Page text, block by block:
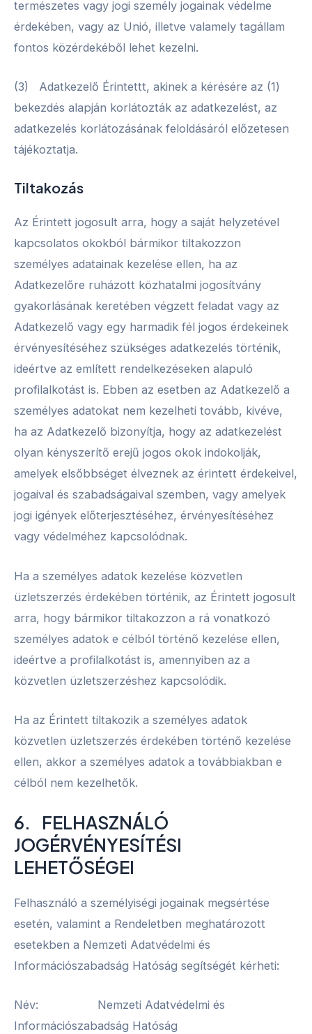
természetes vagy jogi személy jogainak védelme
érdekében, vagy az Unió, illetve valamely tagállam
fontos közérdekéből lehet kezelni.
(3) Adatkezelő Érintettt, akinek a kérésére az (1)
bekezdés alapján korlátozták az adatkezelést, az
adatkezelés korlátozásának feloldásáról előzetesen
tájékoztatja.
Tiltakozás
Az Érintett jogosult arra, hogy a saját helyzetével
kapcsolatos okokból bármikor tiltakozzon
személyes adatainak kezelése ellen, ha az
Adatkezelőre ruházott közhatalmi jogosítvány
gyakorlásának keretében végzett feladat vagy az
Adatkezelő vagy egy harmadik fél jogos érdekeinek
érvényesítéséhez szükséges adatkezelés történik,
ideértve az említett rendelkezéseken alapuló
profilalkotást is. Ebben az esetben az Adatkezelő a
személyes adatokat nem kezelheti tovább, kivéve,
ha az Adatkezelő bizonyítja, hogy az adatkezelést
olyan kényszerítő erejű jogos okok indokolják,
amelyek elsőbbséget élveznek az érintett érdekeivel,
jogaival és szabadságaival szemben, vagy amelyek
jogi igények előterjesztéséhez, érvényesítéséhez
vagy védelméhez kapcsolódnak.
Ha a személyes adatok kezelése közvetlen
üzletszerzés érdekében történik, az Érintett jogosult
arra, hogy bármikor tiltakozzon a rá vonatkozó
személyes adatok e célból történő kezelése ellen,
ideértve a profilalkotást is, amennyiben az a
közvetlen üzletszerzéshez kapcsolódik.
Ha az Érintett tiltakozik a személyes adatok
közvetlen üzletszerzés érdekében történő kezelése
ellen, akkor a személyes adatok a továbbiakban e
célból nem kezelhetők.
6. FELHASZNÁLÓ
JOGÉRVÉNYESÍTÉSI
LEHETŐSÉGEI
Felhasználó a személyiségi jogainak megsértése
esetén, valamint a Rendeletben meghatározott
esetekben a Nemzeti Adatvédelmi és
Információszabadság Hatóság segítségét kérheti:
Név: Nemzeti Adatvédelmi és
Információszabadság Hatóság